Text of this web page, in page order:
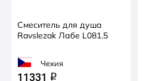
Смеситель для душа
Ravslezak Лабе L081.5
Чехия
11331 q